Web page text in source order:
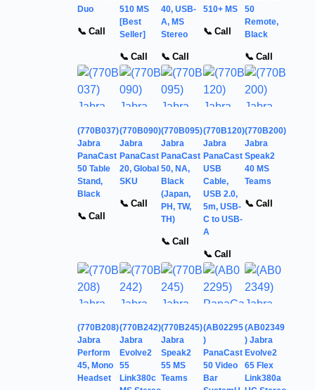
Duo
📞 Call
510 MS
[Best
Seller]
📞 Call
40, USB-
A, MS
Stereo
📞 Call
510+ MS
📞 Call
50
Remote,
Black
📞 Call
(770B037)
Jabra
PanaCast
50 Table
Stand,
Black
📞 Call
(770B090)
Jabra
PanaCast
20, Global
SKU
📞 Call
(770B095)
Jabra
PanaCast
50, NA,
Black
(Japan,
PH, TW,
TH)
📞 Call
(770B120)
Jabra
PanaCast
USB
Cable,
USB 2.0,
5m, USB-
C to USB-
A
📞 Call
(770B200)
Jabra
Speak2
40 MS
Teams
📞 Call
(770B208)
Jabra
Perform
45, Mono
Headset
(770B242)
Jabra
Evolve2
55
Link380c
(770B245)
Jabra
Speak2
55 MS
Teams
(AB02295
)
PanaCast
50 Video
Bar
(AB02349
) Jabra
Evolve2
65 Flex
Link380a